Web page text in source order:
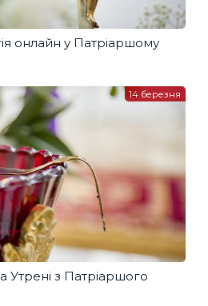
онлайн у Патріаршому
Утрені з Патріаршого
14 березня